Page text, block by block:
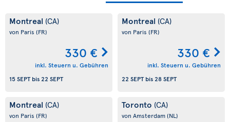
Montreal (CA)
von Paris (FR)
330 €
inkl. Steuern u. Gebühren
15 SEPTbis22 SEPT
Montreal (CA)
von Paris (FR)
330 €
inkl. Steuern u. Gebühren
22 SEPTbis28 SEPT
Montreal (CA)
von Paris (FR)
Toronto (CA)
von Amsterdam(NL)